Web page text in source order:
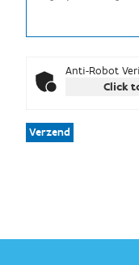
Anti-Robot
Click
Verzend